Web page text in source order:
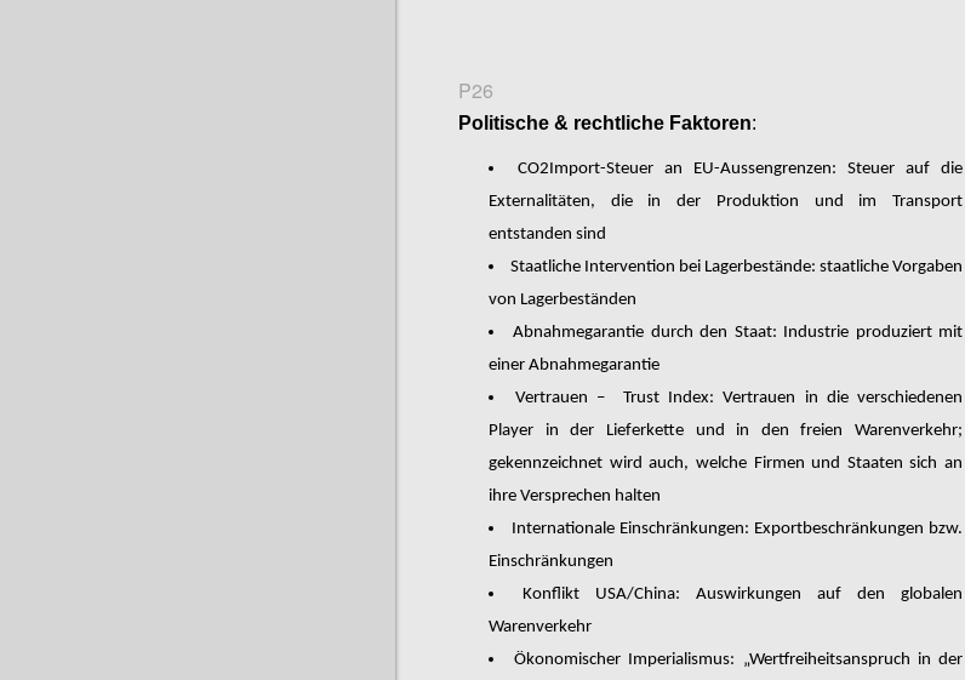
P26
Politische & rechtliche Faktoren:
CO2Import-Steuer an EU-Aussengrenzen: Steuer auf die
Externalitäten, die in der Produktion und im Transport
entstanden sind
Staatliche Intervention bei Lagerbestände: staatliche Vorgaben
von Lagerbeständen
Abnahmegarantie durch den Staat: Industrie produziert mit
einer Abnahmegarantie
Vertrauen – Trust Index: Vertrauen in die verschiedenen
Player in der Lieferkette und in den freien Warenverkehr;
gekennzeichnet wird auch, welche Firmen und Staaten sich an
ihre Versprechen halten
Internationale Einschränkungen: Exportbeschränkungen bzw.
Einschränkungen
Konflikt USA/China: Auswirkungen auf den globalen
Warenverkehr
Ökonomischer Imperialismus: „Wertfreiheitsanspruch in der